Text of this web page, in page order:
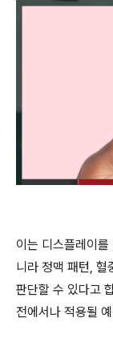
이는 디스플레이
니라 정맥 패턴, 혈
판단할 수 있다고
전에서나 적용될